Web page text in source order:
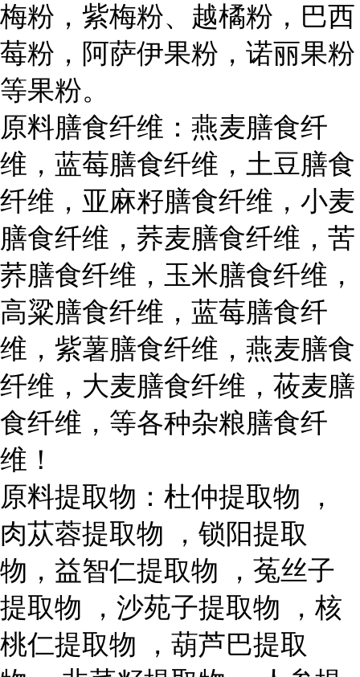
梅粉，紫梅粉、越橘粉，巴西
莓粉，阿萨伊果粉，诺丽果粉
等果粉。
原料膳食纤维：燕麦膳食纤
维，蓝莓膳食纤维，土豆膳食
纤维，亚麻籽膳食纤维，小麦
膳食纤维，荞麦膳食纤维，苦
荞膳食纤维，玉米膳食纤维，
高粱膳食纤维，蓝莓膳食纤
维，紫薯膳食纤维，燕麦膳食
纤维，大麦膳食纤维，莜麦膳
食纤维，等各种杂粮膳食纤
维！
原料提取物：杜仲提取物 ，
肉苁蓉提取物 ，锁阳提取
物，益智仁提取物 ，菟丝子
提取物 ，沙苑子提取物 ，核
桃仁提取物 ，葫芦巴提取